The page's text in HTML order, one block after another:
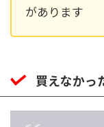
があります
買えなかっ